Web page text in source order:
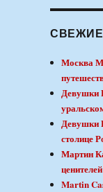
Москва
Девушки
Девушки
столице
Мартин
Martin